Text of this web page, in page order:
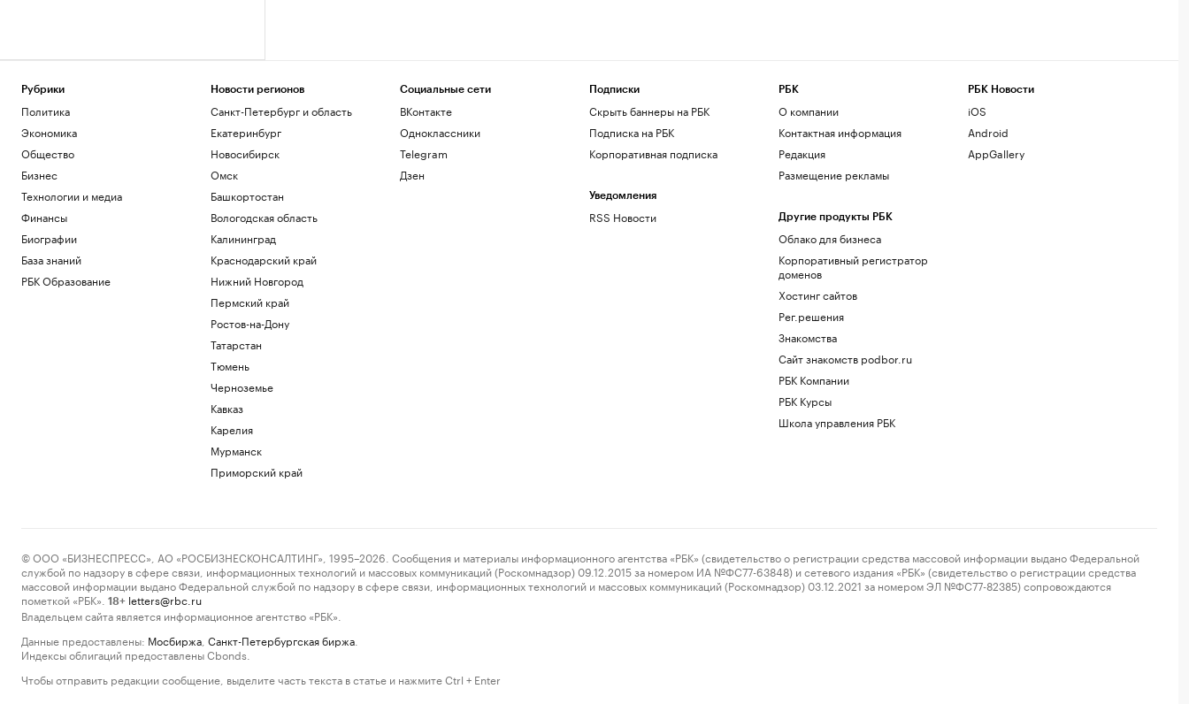
Рубрики
Политика
Экономика
Общество
Бизнес
Технологии и медиа
Финансы
Биографии
База знаний
РБК Образование
Новости регионов
Санкт-Петербург и область
Екатеринбург
Новосибирск
Омск
Башкортостан
Вологодская область
Калининград
Краснодарский край
Нижний Новгород
Пермский край
Ростов-на-Дону
Татарстан
Тюмень
Черноземье
Кавказ
Карелия
Мурманск
Приморский край
Социальные сети
ВКонтакте
Одноклассники
Telegram
Дзен
Подписки
Скрыть баннеры на РБК
Подписка на РБК
Корпоративная подписка
Уведомления
RSS Новости
РБК
О компании
Контактная информация
Редакция
Размещение рекламы
Другие продукты РБК
Облако для бизнеса
Корпоративный регистратор
доменов
Хостинг сайтов
Рег.решения
Знакомства
Сайт знакомств podbor.ru
РБК Компании
РБК Курсы
Школа управления РБК
РБК Новости
iOS
Android
AppGallery
© ООО «БИЗНЕСПРЕСС», АО «РОСБИЗНЕСКОНСАЛТИНГ», 1995–2026. Сообщения и материалы информационного агентства «РБК» (свидетельство о регистрации средства массовой информации выдано Федеральной
службой по надзору в сфере связи, информационных технологий и массовых коммуникаций (Роскомнадзор) 09.12.2015 за номером ИА №ФС77-63848) и сетевого издания «РБК» (свидетельство о регистрации средства
массовой информации выдано Федеральной службой по надзору в сфере связи, информационных технологий и массовых коммуникаций (Роскомнадзор) 03.12.2021 за номером ЭЛ №ФС77-82385) сопровождаются
пометкой «РБК».
18+ letters@rbc.ru
Владельцем сайта является информационное агентство «РБК».
Данные предоставлены: Мосбиржа Санкт-Петербургская биржа
Индексы облигаций предоставлены Cbonds.
Чтобы отправить редакции сообщение, выделите часть текста в статье и нажмите Ctrl + Enter